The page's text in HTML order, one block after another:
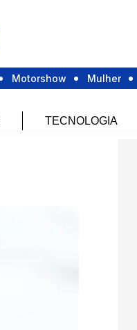
Motorshow Mulher
TECNOLOGIA